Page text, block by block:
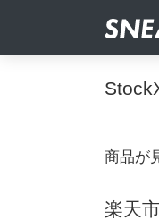
商品が
楽天